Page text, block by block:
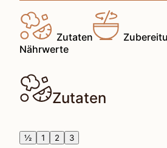
Zutaten
Nährwerte
Zutaten
½ 1 2 3